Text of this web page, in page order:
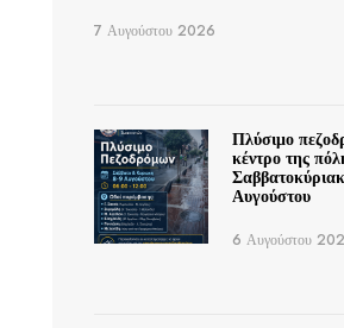
7 Αυγούστου 2026
Πλύσιμο
κέντρο της
Αυγούστου
6 Αυγούστου